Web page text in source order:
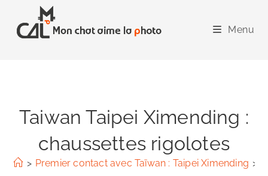
content
Menu
Taiwan Taipei Ximending :
chaussettes rigolotes
> Premier contact avec Taïwan : Taipei Ximending >